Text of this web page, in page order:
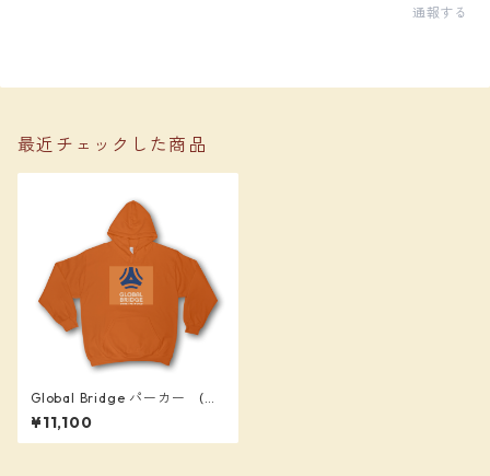
通報する
最近チェックした商品
Global Bridge パーカー (オ
レンジ) 背番号「１２」入り
¥11,100